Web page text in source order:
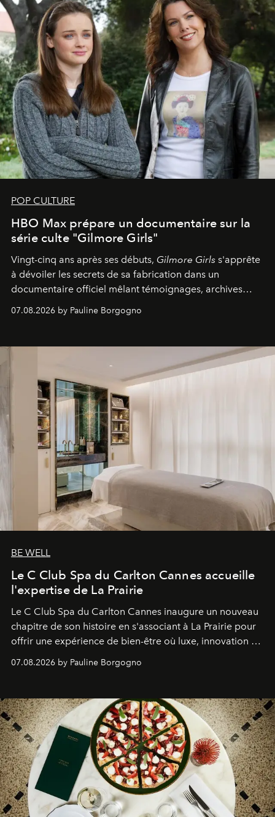
POP CULTURE
HBO Max prépare un documentaire sur la
série culte "Gilmore Girls"
Vingt-cinq ans après ses débuts, Gilmore Girls s'apprête
à dévoiler les secrets de sa fabrication dans un
documentaire officiel mêlant témoignages, archives
générationnel.
07.08.2026 by Pauline Borgogno
BE WELL
Le C Club Spa du Carlton Cannes accueille
l'expertise de La Prairie
Le C Club Spa du Carlton Cannes inaugure un nouveau
chapitre de son histoire en s'associant à La Prairie pour
offrir une expérience de bien-être où luxe, innovation et
07.08.2026 by Pauline Borgogno